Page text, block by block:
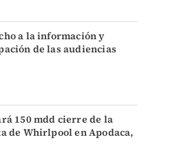
a la información y
de las audiencias
150 mdd cierre de la
de Whirlpool en Apodaca,